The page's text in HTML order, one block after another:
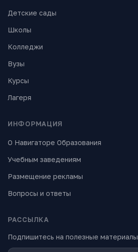
Детские сады
Школы
Колледжи
Вузы
Курсы
Лагеря
ИНФОРМАЦИЯ
О Навигаторе Образования
Учебным заведениям
Размещение рекламы
Вопросы и ответы
РАССЫЛКА
Подпишитесь на полезные материалы